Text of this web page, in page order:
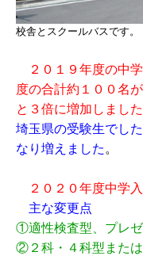
校舎とスクールバスです。
２０１９年度の中
度の合計約１００名
と３倍に増加しました
埼玉県の受験生でし
なり増えました 。
２０２０年度中学
主な変更点
①適性検査型、プレゼ
②２科・４科型また